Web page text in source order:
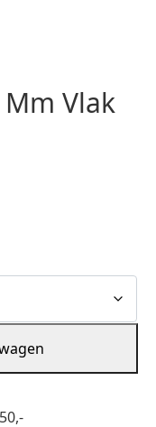
Vlak